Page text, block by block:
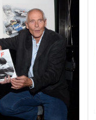
Supersport